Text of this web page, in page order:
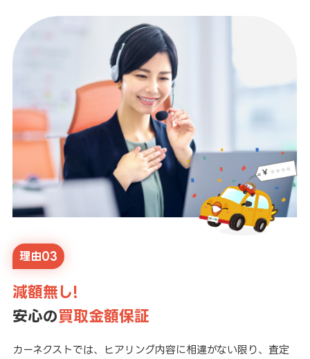
理由03
減額無し!
安心の買取金額保証
カーネクストでは、ヒアリング内容に相違がない限り、査定